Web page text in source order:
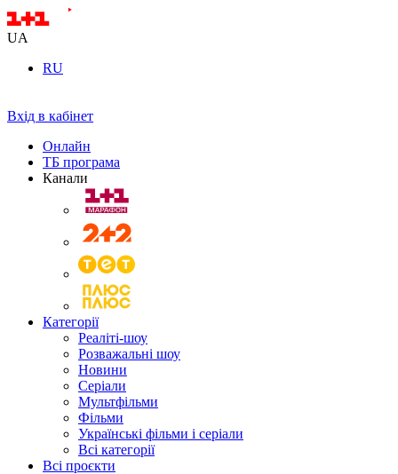
UA
RU
Вхід в кабінет
Онлайн
ТБ програма
Канали
Категорії
Реаліті-шоу
Розважальні шоу
Новини
Серіали
Мультфільми
Фільми
Українські фільми і серіали
Всі категорії
Всі проєкти